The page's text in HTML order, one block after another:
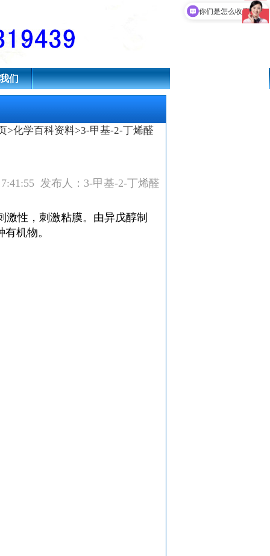
们
>化学百科资料>3-甲基-2-丁烯醛
7:41:55 发布人：3-甲基-2-丁烯醛
激性，刺激粘膜。由异戊醇制
机物。
你们是怎么收费的呢